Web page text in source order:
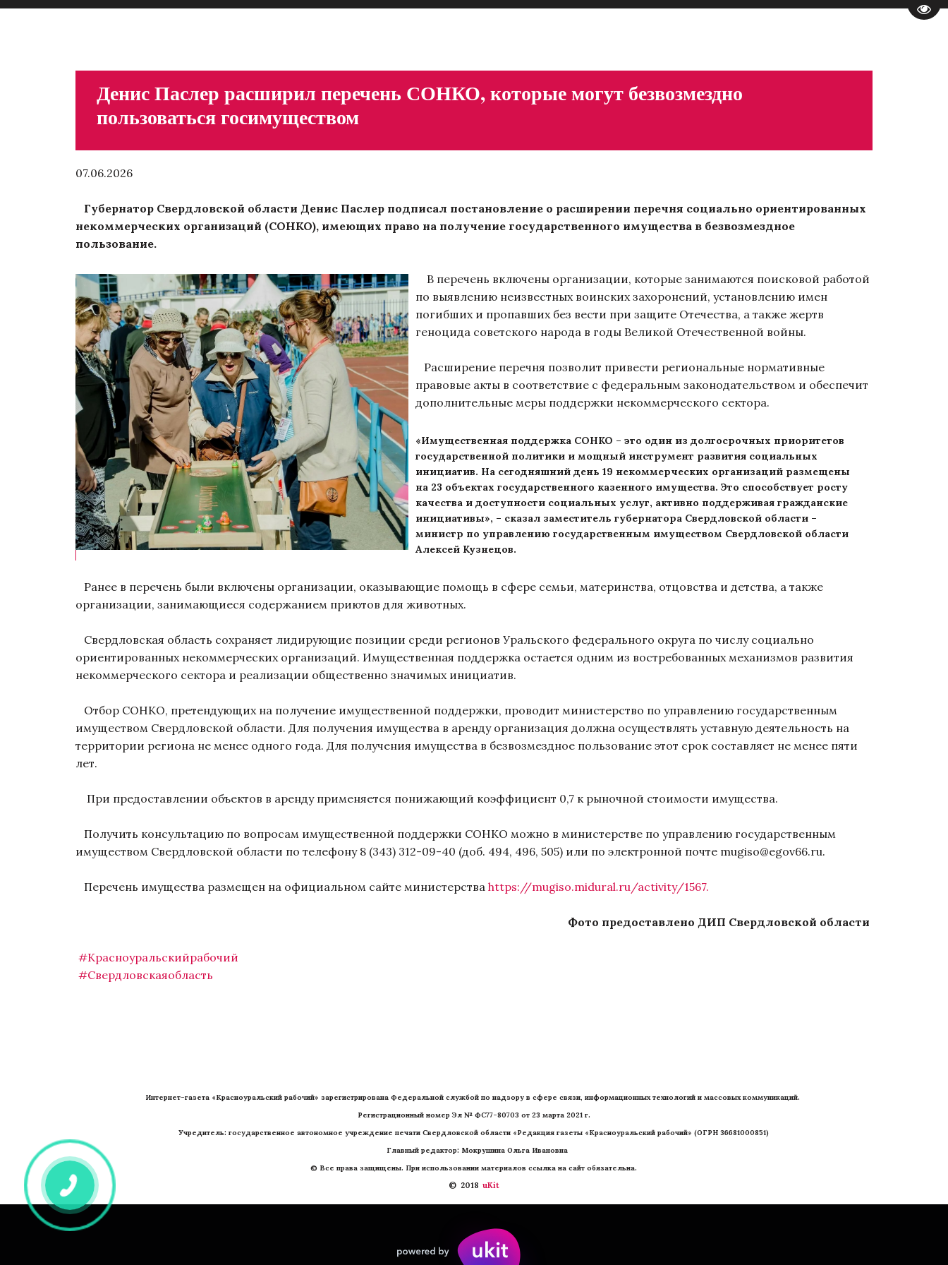
Денис Паслер расширил перечень СОНКО, которые могут безвозмездно
пользоваться госимуществом
07.06.2026
Губернатор Свердловской области Денис Паслер подписал постановление о расширении перечня социально ориентированных
некоммерческих организаций (СОНКО), имеющих право на получение государственного имущества в безвозмездное
пользование.
В перечень включены организации, которые занимаются поисковой работой
по выявлению неизвестных воинских захоронений, установлению имен
погибших и пропавших без вести при защите Отечества, а также жертв
геноцида советского народа в годы Великой Отечественной войны.
Расширение перечня позволит привести региональные нормативные
правовые акты в соответствие с федеральным законодательством и обеспечит
дополнительные меры поддержки некоммерческого сектора.
«Имущественная поддержка СОНКО – это один из долгосрочных приоритетов
государственной политики и мощный инструмент развития социальных
инициатив. На сегодняшний день 19 некоммерческих организаций размещены
на 23 объектах государственного казенного имущества. Это способствует росту
качества и доступности социальных услуг, активно поддерживая гражданские
инициативы», – сказал заместитель губернатора Свердловской области –
министр по управлению государственным имуществом Свердловской области
Алексей Кузнецов.
Ранее в перечень были включены организации, оказывающие помощь в сфере семьи, материнства, отцовства и детства, а также
организации, занимающиеся содержанием приютов для животных.
Свердловская область сохраняет лидирующие позиции среди регионов Уральского федерального округа по числу социально
ориентированных некоммерческих организаций. Имущественная поддержка остается одним из востребованных механизмов развития
некоммерческого сектора и реализации общественно значимых инициатив.
Отбор СОНКО, претендующих на получение имущественной поддержки, проводит министерство по управлению государственным
имуществом Свердловской области. Для получения имущества в аренду организация должна осуществлять уставную деятельность на
территории региона не менее одного года. Для получения имущества в безвозмездное пользование этот срок составляет не менее пяти
лет.
При предоставлении объектов в аренду применяется понижающий коэффициент 0,7 к рыночной стоимости имущества.
Получить консультацию по вопросам имущественной поддержки СОНКО можно в министерстве по управлению государственным
имуществом Свердловской области по телефону 8 (343) 312-09-40 (доб. 494, 496, 505) или по электронной почте mugiso@egov66.ru.
Перечень имущества размещен на официальном сайте министерства https://mugiso.midural.ru/activity/1567.
Фото предоставлено ДИП Свердловской области
#Красноуральскийрабочий
#Свердловскаяобласть
Интернет-газета «Красноуральский рабочий» зарегистрирована Федеральной службой по надзору в сфере связи, информационных технологий и массовых коммуникаций.
Регистрационный номер Эл № ФС77-80703 от 23 марта 2021 г.
Учредитель: государственное автономное учреждение печати Свердловской области «Редакция газеты «Красноуральский рабочий» (ОГРН 36681000851)
   Главный редактор: Мокрушина Ольга Ивановна
© Все права защищены. При использовании материалов ссылка на сайт обязательна.
©  2018 uKit